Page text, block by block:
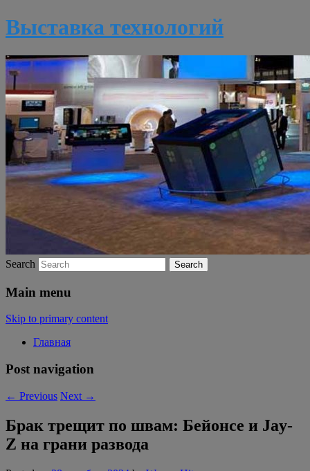
Выставка технологий
Search
Main menu
Skip to primary content
Главная
Post navigation
← Previous Next →
Брак трещит по швам: Бейонсе и Jay-
Z на грани развода